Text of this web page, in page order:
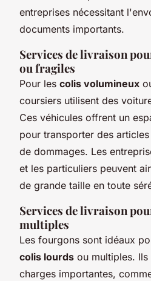
entreprises nécessitant
documents importants.
Services de livraison
ou fragiles
Pour les colis volumineux
coursiers utilisent des
Ces véhicules offrent un
pour transporter des
de dommages. Les
et les particuliers peuvent
de grande taille en toute
Services de livraison
multiples
Les fourgons sont idéaux
colis lourds ou multiples.
charges importantes,